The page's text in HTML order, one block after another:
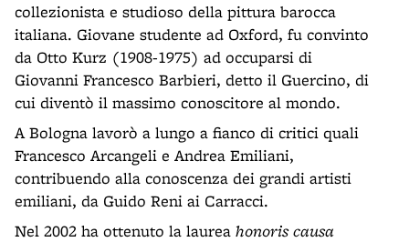
collezionista e studioso della pittura barocca
italiana. Giovane studente ad Oxford, fu convinto
da Otto Kurz (1908-1975) ad occuparsi di
Giovanni Francesco Barbieri, detto il Guercino, di
cui diventò il massimo conoscitore al mondo.
A Bologna lavorò a lungo a fianco di critici quali
Francesco Arcangeli e Andrea Emiliani,
contribuendo alla conoscenza dei grandi artisti
emiliani, da Guido Reni ai Carracci.
Nel 2002 ha ottenuto la laurea honoris causa